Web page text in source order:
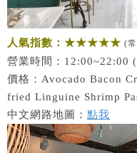
人氣指數：★★★★★ (
營業時間：12:00~22:00
價格：Avocado Bacon
fried Linguine Shrimp
中文網路地圖： 點我